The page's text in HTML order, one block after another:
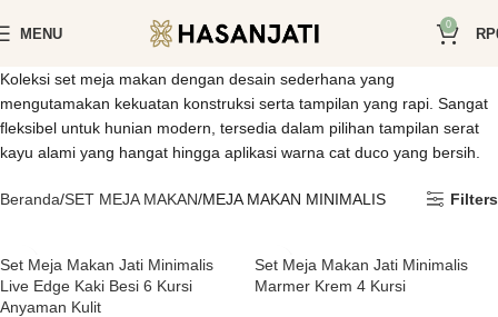
MENU
0
RP
Koleksi set meja makan dengan desain sederhana yang
mengutamakan kekuatan konstruksi serta tampilan yang rapi. Sangat
fleksibel untuk hunian modern, tersedia dalam pilihan tampilan serat
kayu alami yang hangat hingga aplikasi warna cat duco yang bersih.
Beranda SET MEJA MAKAN MEJA MAKAN MINIMALIS Filters
Set Meja Makan Jati Minimalis
Live Edge Kaki Besi 6 Kursi
Anyaman Kulit
Set Meja Makan Jati Minimalis
Marmer Krem 4 Kursi